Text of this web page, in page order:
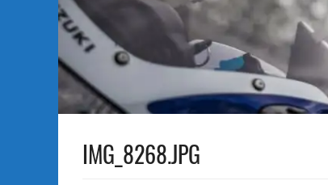
な
い）
IMG_8268.JPG